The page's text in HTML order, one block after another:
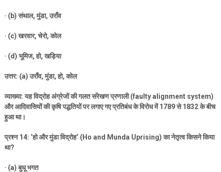
· (b)संथाल,मुंडा,उराँव
· (c)खरवार,चेरो,कोल
· (d) भूमिज,हो,खड़िया
उत्तर: (a)उराँव,मुंडा,हो,कोल
व्याख्या: यह विद्रोह अंग्रेजों की गलत संरेखण प्रणाली (faulty alignment system)
और आदिवासियों की कृषि पद्धतियों पर लगाए गए प्रतिबंध के विरोध में1789से1832के बीच
हुआ था।
प्रश्न14: ‘हो और मुंडा विद्रोह‘ (Ho and Munda Uprising)का नेतृत्व किसने किया
था?
· (a)बुधू भगत